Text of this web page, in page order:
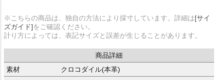
※こちらの商品は、独自の方法により採寸しています。詳細は[サイ
ズガイド]をご確認ください。
計り方によっては、表記サイズと誤差が生じることがあります。
商品詳細
素材
クロコダイル(本革)